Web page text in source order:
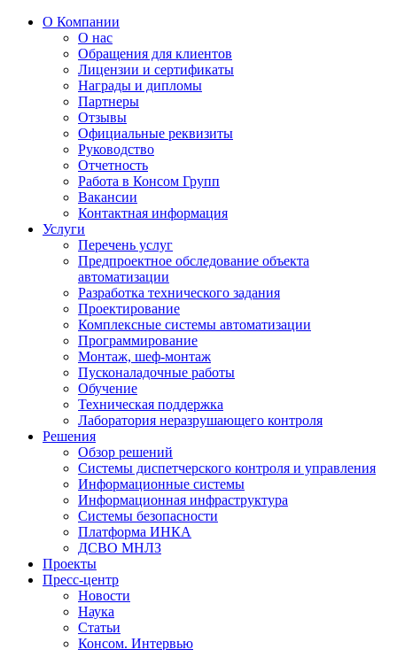
О Компании
О нас
Обращения для клиентов
Лицензии и сертификаты
Награды и дипломы
Партнеры
Отзывы
Официальные реквизиты
Руководство
Отчетность
Работа в Консом Групп
Вакансии
Контактная информация
Услуги
Перечень услуг
Предпроектное обследование объекта
автоматизации
Разработка технического задания
Проектирование
Комплексные системы автоматизации
Программирование
Монтаж, шеф-монтаж
Пусконаладочные работы
Обучение
Техническая поддержка
Лаборатория неразрушающего контроля
Решения
Обзор решений
Системы диспетчерского контроля и управления
Информационные системы
Информационная инфраструктура
Системы безопасности
Платформа ИНКА
ДСВО МНЛЗ
Проекты
Пресс-центр
Новости
Наука
Статьи
Консом. Интервью